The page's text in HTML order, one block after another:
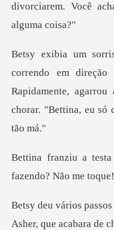
divorciarem
Rapidamente,
Asher, que ac